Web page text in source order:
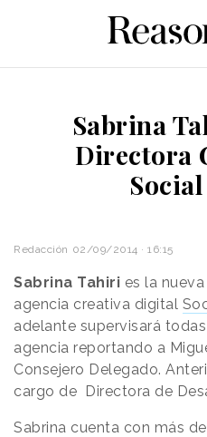
Sabrina
Directora
Redacción 02/09/2014 · 16:15
Sabrina Tahiri es la
agencia creativa digital
adelante supervisará
agencia reportando a
Consejero Delegado.
cargo de Directora de
Sabrina cuenta con más